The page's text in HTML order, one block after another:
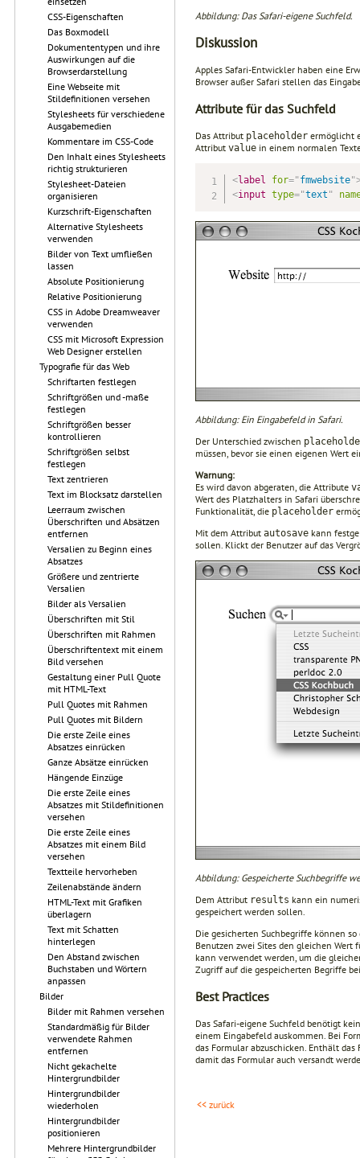
CSS-Eigenschaften
Das Boxmodell
Dokumententypen und ihre
Auswirkungen auf die
Browserdarstellung
Eine Webseite mit
Stildefinitionen versehen
Stylesheets für verschiedene
Ausgabemedien
Kommentare im CSS-Code
Den Inhalt eines Stylesheets
richtig strukturieren
Stylesheet-Dateien
organisieren
Kurzschrift-Eigenschaften
Alternative Stylesheets
verwenden
Bilder von Text umfließen
lassen
Absolute Positionierung
Relative Positionierung
CSS in Adobe Dreamweaver
verwenden
CSS mit Microsoft Expression
Web Designer erstellen
Typografie für das Web
Schriftarten festlegen
Schriftgrößen und -maße
festlegen
Schriftgrößen besser
kontrollieren
Schriftgrößen selbst
festlegen
Text zentrieren
Text im Blocksatz darstellen
Leerraum zwischen
Überschriften und Absätzen
entfernen
Versalien zu Beginn eines
Absatzes
Größere und zentrierte
Versalien
Bilder als Versalien
Überschriften mit Stil
Überschriften mit Rahmen
Überschriftentext mit einem
Bild versehen
Gestaltung einer Pull Quote
mit HTML-Text
Pull Quotes mit Rahmen
Pull Quotes mit Bildern
Die erste Zeile eines
Absatzes einrücken
Ganze Absätze einrücken
Hängende Einzüge
Die erste Zeile eines
Absatzes mit Stildefinitionen
versehen
Die erste Zeile eines
Absatzes mit einem Bild
versehen
Textteile hervorheben
Zeilenabstände ändern
HTML-Text mit Grafiken
überlagern
Text mit Schatten
hinterlegen
Den Abstand zwischen
Buchstaben und Wörtern
anpassen
Bilder
Bilder mit Rahmen versehen
Standardmäßig für Bilder
verwendete Rahmen
entfernen
Nicht gekachelte
Hintergrundbilder
Hintergrundbilder
wiederholen
Hintergrundbilder
positionieren
Mehrere Hintergrundbilder
Abbildung: Das Safari-eigene Suchfeld.
Diskussion
Apples Safari-Entwickler haben eine
Browser außer Safari stellen das
Attribute für das Suchfeld
Das Attribut placeholder ermöglicht
Attribut value in einem normalen
<label for="fmwebsite"
<input type="text "
Abbildung: Ein Eingabefeld in Safari.
Der Unterschied zwischen
müssen, bevor sie einen eigenen Wert
Warnung:
Es wird davon abgeraten, die Attribute
Wert des Platzhalters in Safari
Funktionalität, die placeholder
Mit dem Attribut autosave kann
sollen. Klickt der Benutzer auf das
Abbildung: Gespeicherte Suchbegriffe
Dem Attribut results kann ein
gespeichert werden sollen.
Die gesicherten Suchbegriffe können
Benutzen zwei Sites den gleichen Wert
kann verwendet werden, um die
Zugriff auf die gespeicherten Begriffe
Best Practices
Das Safari-eigene Suchfeld benötigt
einem Eingabefeld auskommen. Bei
das Formular abzuschicken. Enthält
damit das Formular auch versandt
<< zurück